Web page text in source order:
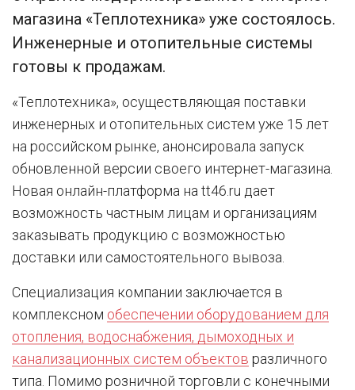
магазина «Теплотехника» уже состоялось.
Инженерные и отопительные системы
готовы к продажам.
«Теплотехника», осуществляющая поставки
инженерных и отопительных систем уже 15 лет
на российском рынке, анонсировала запуск
обновленной версии своего интернет-магазина.
Новая онлайн-платформа на tt46.ru дает
возможность частным лицам и организациям
заказывать продукцию с возможностью
доставки или самостоятельного вывоза.
Специализация компании заключается в
комплексном обеспечении оборудованием для
отопления, водоснабжения, дымоходных и
канализационных систем объектов различного
типа. Помимо розничной торговли с конечными